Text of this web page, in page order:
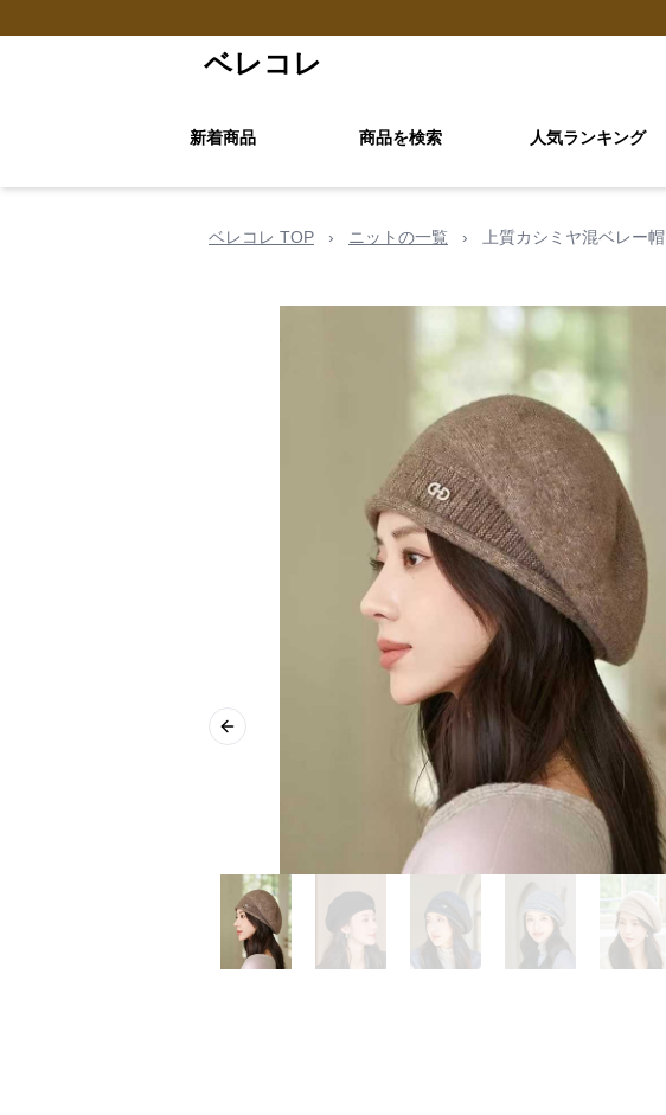
ベレコレ
新着商品 商品を検索 人気ランキング
ベレコレ TOP › ニットの一覧 › 上質カシミヤ混ベレー帽
Previous slide